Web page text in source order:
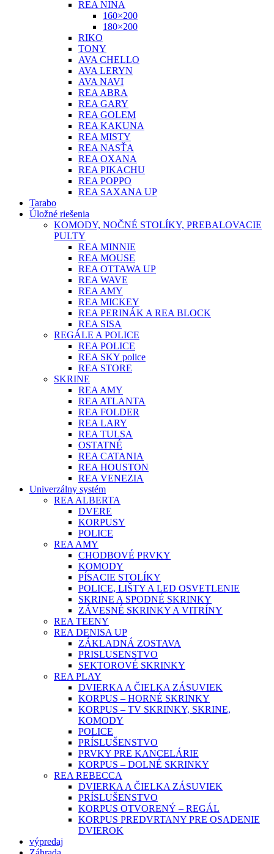
REA NINA
160×200
180×200
RIKO
TONY
AVA CHELLO
AVA LERYN
AVA NAVI
REA ABRA
REA GARY
REA GOLEM
REA KAKUNA
REA MISTY
REA NASŤA
REA OXANA
REA PIKACHU
REA POPPO
REA SAXANA UP
Tarabo
Úložné riešenia
KOMODY, NOČNÉ STOLÍKY, PREBALOVACIE
PULTY
REA MINNIE
REA MOUSE
REA OTTAWA UP
REA WAVE
REA AMY
REA MICKEY
REA PERINÁK A REA BLOCK
REA SISA
REGÁLE A POLICE
REA POLICE
REA SKY police
REA STORE
SKRINE
REA AMY
REA ATLANTA
REA FOLDER
REA LARY
REA TULSA
OSTATNÉ
REA CATANIA
REA HOUSTON
REA VENEZIA
Univerzálny systém
REA ALBERTA
DVERE
KORPUSY
POLICE
REA AMY
CHODBOVÉ PRVKY
KOMODY
PÍSACIE STOLÍKY
POLICE, LIŠTY A LED OSVETLENIE
SKRINE A SPODNÉ SKRINKY
ZÁVESNÉ SKRINKY A VITRÍNY
REA TEENY
REA DENISA UP
ZÁKLADNÁ ZOSTAVA
PRISLUSENSTVO
SEKTOROVÉ SKRINKY
REA PLAY
DVIERKA A ČIELKA ZÁSUVIEK
KORPUS – HORNÉ SKRINKY
KORPUS – TV SKRINKY, SKRINE,
KOMODY
POLICE
PRÍSLUŠENSTVO
PRVKY PRE KANCELÁRIE
KORPUS – DOLNÉ SKRINKY
REA REBECCA
DVIERKA A ČIELKA ZÁSUVIEK
PRÍSLUŠENSTVO
KORPUS OTVORENÝ – REGÁL
KORPUS PREDVRTANY PRE OSADENIE
DVIEROK
výpredaj